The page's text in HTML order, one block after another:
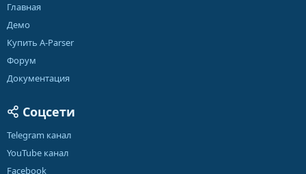
Главная
Демо
Купить A-Parser
Форум
Документация
Соцсети
Telegram канал
YouTube канал
Facebook